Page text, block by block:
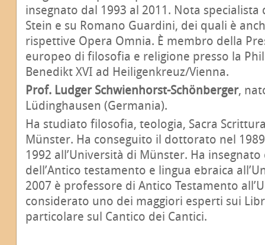
insegnato dal 1993 al 2011. Nota specialista
Stein e su Romano Guardini, dei quali è
rispettive Opera Omnia. È membro della
europeo di filosofia e religione presso la
Benedikt XVI ad Heiligenkreuz/Vienna.
Prof. Ludger Schwienhorst-Schönberger,
Lüdinghausen (Germania).
Ha studiato filosofia, teologia, Sacra
Münster. Ha conseguito il dottorato nel
1992 all’Università di Münster. Ha insegnato
dell’Antico testamento e lingua ebraica
2007 è professore di Antico Testamento
considerato uno dei maggiori esperti sui
particolare sul Cantico dei Cantici.